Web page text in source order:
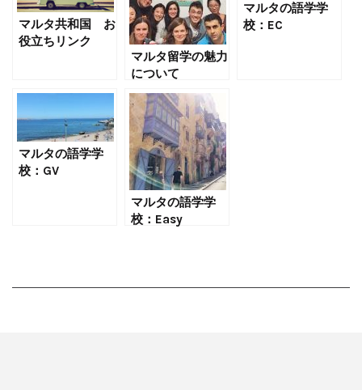
マルタ共和国 お
役立ちリンク
マルタ留学の魅力
について
マルタの語学学
校：EC
マルタの語学学
校：GV
マルタの語学学
校：Easy